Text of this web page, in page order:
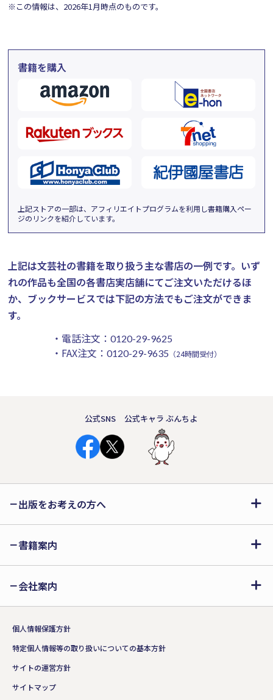
※この情報は、2026年1月時点のものです。
書籍を購入
上記ストアの一部は、アフィリエイトプログラムを利用し書籍購入ペー
ジのリンクを紹介しています。
上記は文芸社の書籍を取り扱う主な書店の一例です。 いず
れの作品も全国の各書店実店舗にてご注文いただけるほ
か、ブックサービスでは下記の方法でもご注文ができま
す。
・電話注文： 0120-29-9625
・FAX注文： 0120-29-9635 （24時間受付）
公式SNS 公式キャラ ぶんちよ
出版をお考えの方へ
書籍案内
会社案内
個人情報保護方針
特定個人情報等の取り扱いについての基本方針
サイトの運営方針
サイトマップ